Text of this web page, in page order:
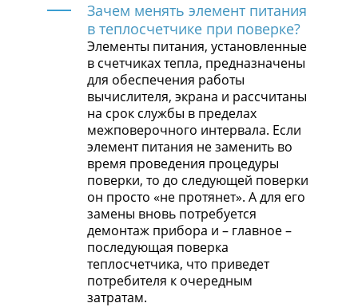
Зачем менять элемент питания
в теплосчетчике при поверке?
Элементы питания, установленные
в счетчиках тепла, предназначены
для обеспечения работы
вычислителя, экрана и рассчитаны
на срок службы в пределах
межповерочного интервала. Если
элемент питания не заменить во
время проведения процедуры
поверки, то до следующей поверки
он просто «не протянет». А для его
замены вновь потребуется
демонтаж прибора и – главное –
последующая поверка
теплосчетчика, что приведет
потребителя к очередным
затратам.